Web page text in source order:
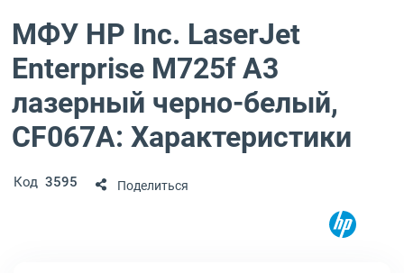
МФУ HP Inc. LaserJet
Enterprise M725f A3
лазерный черно-белый,
CF067A: Характеристики
Код 3595 Поделиться